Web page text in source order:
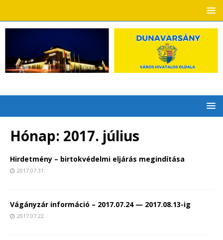
Hónap: 2017. július
Hirdetmény – birtokvédelmi eljárás megindítása
2017.07.31.
Vágányzár információ – 2017.07.24 — 2017.08.13-ig
2017.07.22.